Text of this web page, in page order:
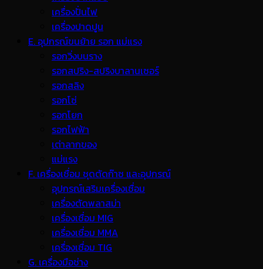
เครื่องปั่นไฟ
เครื่องปาดปูน
E. อุปกรณ์ขนย้าย รอก แม่แรง
รอกวิ่งบนราง
รอกสปริง-สปริงบาลานเซอร์
รอกสลิง
รอกโซ่
รอกโยก
รอกไฟฟ้า
เต่าลากของ
แม่แรง
F. เครื่องเชื่อม ชุดตัดก๊าซ และอุปกรณ์
อุปกรณ์เสริมเครื่องเชื่อม
เครื่องตัดพลาสม่า
เครื่องเชื่อม MIG
เครื่องเชื่อม MMA
เครื่องเชื่อม TIG
G. เครื่องมือช่าง